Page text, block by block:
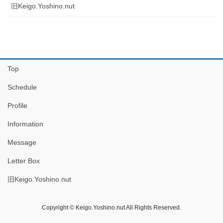
旧Keigo.Yoshino.nut
Top
Schedule
Profile
Information
Message
Letter Box
旧Keigo.Yoshino.nut
Copyright © Keigo.Yoshino.nut All Rights Reserved.